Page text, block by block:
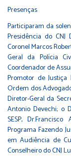
Presenças
Participaram da
Presidência do CNJ
Coronel Marcos
Geral da Polícia
Coordenador de
Promotor de
Ordem dos
Diretor-Geral da
Antonio Devechi; o
SESP,
Programa Fazendo
em Audiência de
Conselheiro do CNJ